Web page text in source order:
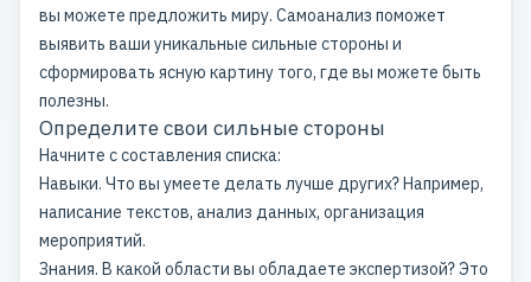
вы можете предложить миру. Самоанализ поможет
выявить ваши уникальные сильные стороны и
сформировать ясную картину того, где вы можете быть
полезны.
Определите свои сильные стороны
Начните с составления списка:
Навыки. Что вы умеете делать лучше других? Например,
написание текстов, анализ данных, организация
мероприятий.
Знания. В какой области вы обладаете экспертизой? Это